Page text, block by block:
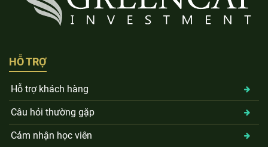
HỖ TRỢ
Hỗ trợ khách hàng
Câu hỏi thường gặp
Cảm nhận học viên